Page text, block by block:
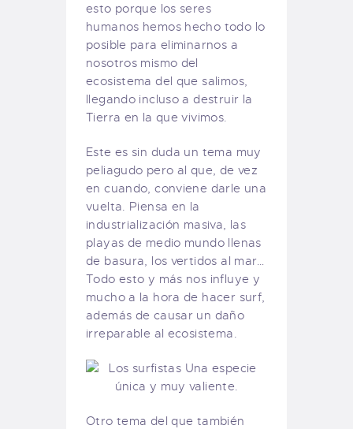
esto porque los seres
humanos hemos hecho todo lo
posible para eliminarnos a
nosotros mismo del
ecosistema del que salimos,
llegando incluso a destruir la
Tierra en la que vivimos.
Este es sin duda un tema muy
peliagudo pero al que, de vez
en cuando, conviene darle una
vuelta. Piensa en la
industrialización masiva, las
playas de medio mundo llenas
de basura, los vertidos al mar…
Todo esto y más nos influye y
mucho a la hora de hacer surf,
además de causar un daño
irreparable al ecosistema.
Otro tema del que también